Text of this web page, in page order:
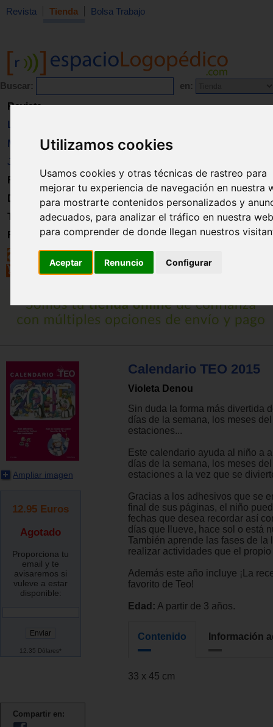
Utilizamos cookies
Usamos cookies y otras técnicas de rastreo para
mejorar tu experiencia de navegación en nuestra
para mostrarte contenidos personalizados y
adecuados, para analizar el tráfico en nuestra
para comprender de donde llegan nuestros
Aceptar Renuncio Configurar
Revista Tienda Bolsa Trabajo
Buscar: en:
Revista
Libros
Material
Juguetes
Formación
Directorio
Trabajo
Registro
Ampliar imagen
12.95 Euros
Agotado
Proporciona tu
email y te
avisaremos si
vuleve a estar
disponible:
12.35 Dólares*
Compartir en:
Calendario TEO 2015
Violeta Denou
Sin duda la forma más divertida
días de la semana, los meses
estaciones...
Este calendario ayuda al niño a
días de la semana, los meses
estaciones a la vez que se
Gracias a los adhesivos que se
final de sus páginas, el niño
fechas que desea recordar así
días que llueve, hace sol o está
También aprende las fases de
realizar actividades que el propio
Además este año incluye ¡La
favorito de Teo!
Edad: A partir de 3 años.
Contenido Información
33 x 45 cm